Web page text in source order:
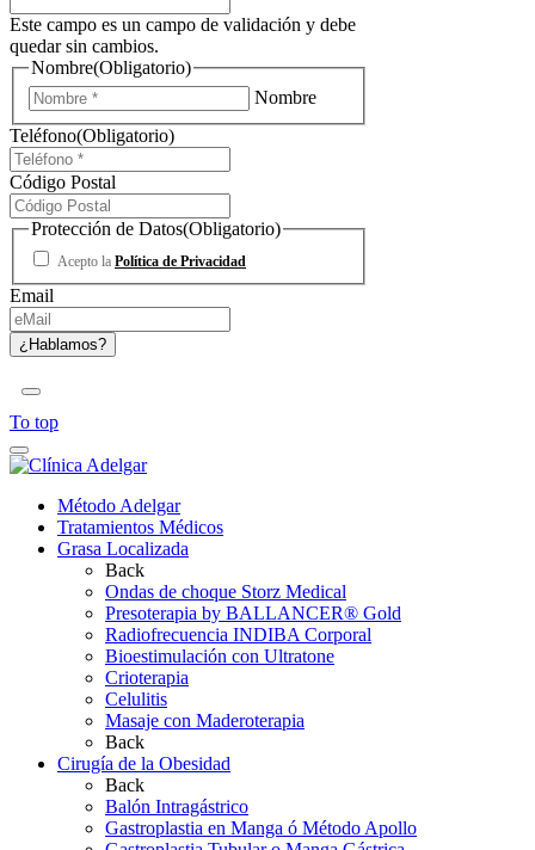
Este campo es un campo de validación y debe
quedar sin cambios.
Nombre(Obligatorio)
Nombre
Teléfono(Obligatorio)
Código Postal
Protección de Datos(Obligatorio)
Acepto la Política de Privacidad
Email
To top
Método Adelgar
Tratamientos Médicos
Grasa Localizada
Back
Ondas de choque Storz Medical
Presoterapia by BALLANCER® Gold
Radiofrecuencia INDIBA Corporal
Bioestimulación con Ultratone
Crioterapia
Celulitis
Masaje con Maderoterapia
Back
Cirugía de la Obesidad
Back
Balón Intragástrico
Gastroplastia en Manga ó Método Apollo